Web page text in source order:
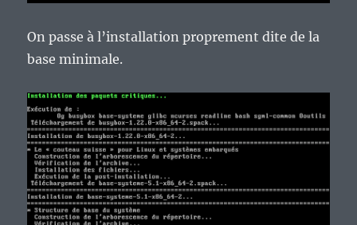
On passe à l’installation proprement dite de la
base minimale.